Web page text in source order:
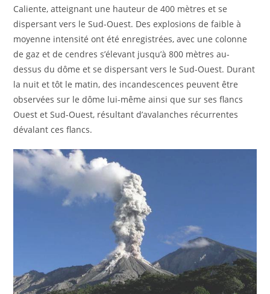
Caliente, atteignant une hauteur de 400 mètres et se
dispersant vers le Sud-Ouest. Des explosions de faible à
moyenne intensité ont été enregistrées, avec une colonne
de gaz et de cendres s’élevant jusqu’à 800 mètres au-
dessus du dôme et se dispersant vers le Sud-Ouest. Durant
la nuit et tôt le matin, des incandescences peuvent être
observées sur le dôme lui-même ainsi que sur ses flancs
Ouest et Sud-Ouest, résultant d’avalanches récurrentes
dévalant ces flancs.